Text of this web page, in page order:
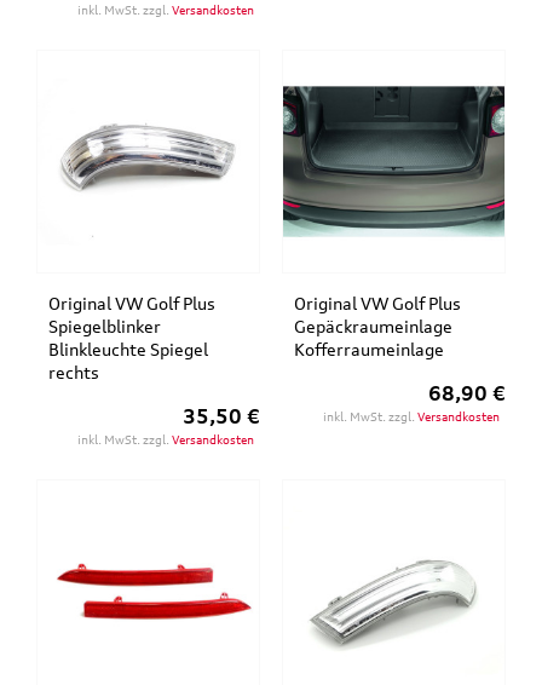
inkl. MwSt. zzgl.Versandkosten
Original VW Golf Plus
Spiegelblinker
Blinkleuchte Spiegel
rechts
35,50 €
inkl. MwSt. zzgl.Versandkosten
Original VW Golf Plus
Gepäckraumeinlage
Kofferraumeinlage
68,90 €
inkl. MwSt. zzgl. Versandkosten